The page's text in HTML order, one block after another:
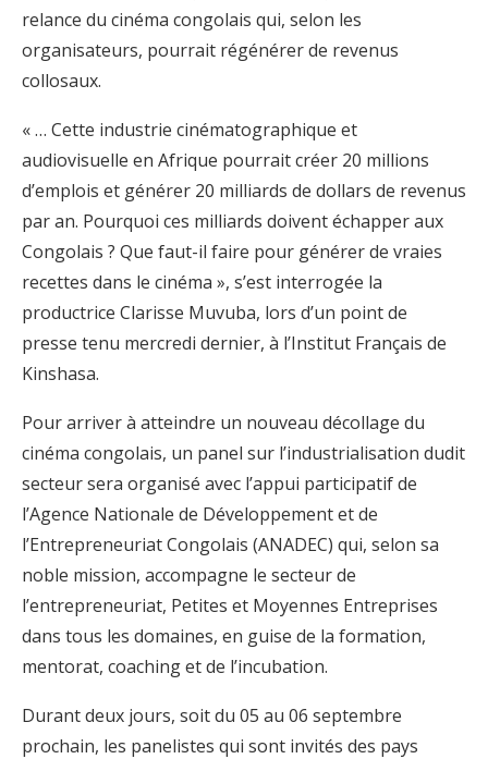
relance du cinéma congolais qui, selon les
organisateurs, pourrait régénérer de revenus
collosaux.
« … Cette industrie cinématographique et
audiovisuelle en Afrique pourrait créer 20 millions
d’emplois et générer 20 milliards de dollars de revenus
par an. Pourquoi ces milliards doivent échapper aux
Congolais ? Que faut-il faire pour générer de vraies
recettes dans le cinéma », s’est interrogée la
productrice Clarisse Muvuba, lors d’un point de
presse tenu mercredi dernier, à l’Institut Français de
Kinshasa.
Pour arriver à atteindre un nouveau décollage du
cinéma congolais, un panel sur l’industrialisation dudit
secteur sera organisé avec l’appui participatif de
l’Agence Nationale de Développement et de
l’Entrepreneuriat Congolais (ANADEC) qui, selon sa
noble mission, accompagne le secteur de
l’entrepreneuriat, Petites et Moyennes Entreprises
dans tous les domaines, en guise de la formation,
mentorat, coaching et de l’incubation.
Durant deux jours, soit du 05 au 06 septembre
prochain, les panelistes qui sont invités des pays